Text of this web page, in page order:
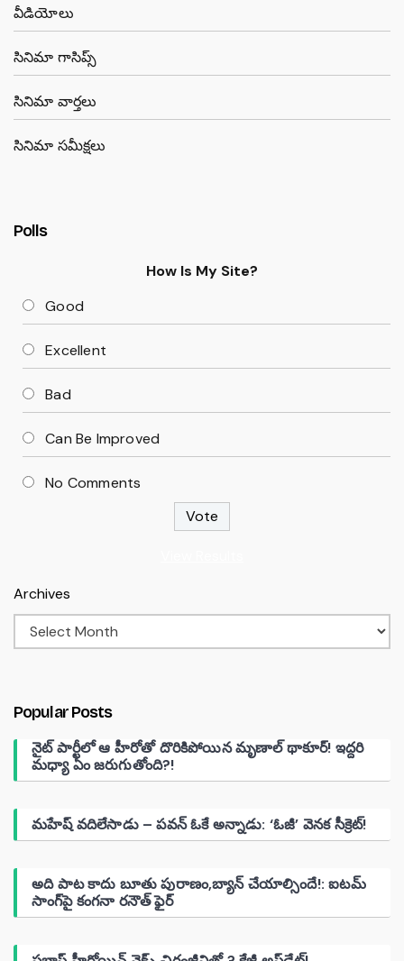
వీడియోలు
సినిమా గాసిప్స్
సినిమా వార్తలు
సినిమా సమీక్షలు
Polls
How Is My Site?
Good
Excellent
Bad
Can Be Improved
No Comments
Archives
Popular Posts
నైట్ పార్టీలో ఆ హీరోతో దొరికిపోయిన మృణాల్ థాకూర్! ఇద్దరి
మధ్యా ఏం జరుగుతోంది?!
మహేష్ వదిలేసాడు – పవన్ ఓకే అన్నాడు: ‘ఓజీ’ వెనక సీక్రెట్!
అది పాట కాదు బూతు పురాణం,బ్యాన్ చేయాల్సిందే!: ఐటమ్
సాంగ్‌పై కంగనా రనౌత్ ఫైర్